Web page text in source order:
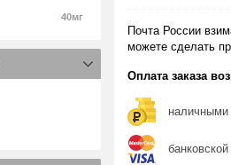
Почта России
можете сделать
Оплата заказа
наличными
40мг